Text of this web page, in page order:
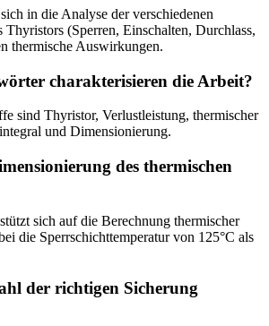
in die Analyse der verschiedenen
Thyristors (Sperren, Einschalten, Durchlass,
thermische Auswirkungen.
charakterisieren die Arbeit?
sind Thyristor, Verlustleistung, thermischer
und Dimensionierung.
des thermischen
sich auf die Berechnung thermischer
die Sperrschichttemperatur von 125°C als
der richtigen Sicherung